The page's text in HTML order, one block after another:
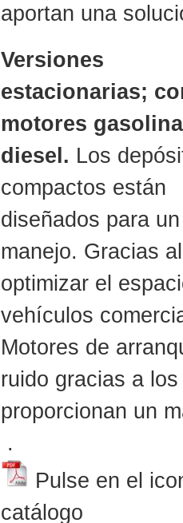
aportan una
Versiones
estacionarias;
motores
diesel. Los
compactos están
diseñados para
manejo. Gracias
optimizar el
vehículos
Motores de
ruido gracias a
proporcionan un
.
Pulse en el
catálogo